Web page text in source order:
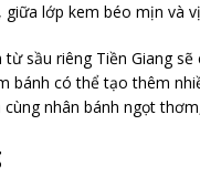
lớp kem béo mịn và
sầu riêng Tiền Giang
bánh có thể tạo thêm
nhân bánh ngọt